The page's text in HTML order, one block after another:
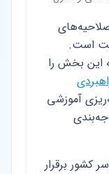
است.
این بخش را
آموزشی
کشور برقرار